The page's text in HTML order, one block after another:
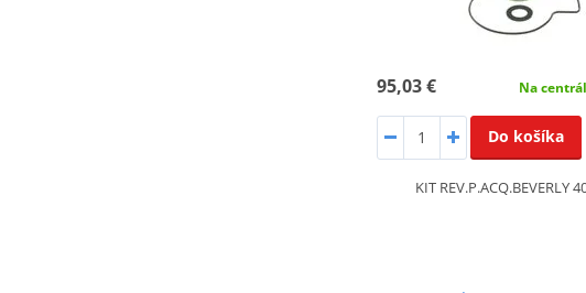
95,03 € Na
Do košíka
KIT REV.P.ACQ.BEVERLY